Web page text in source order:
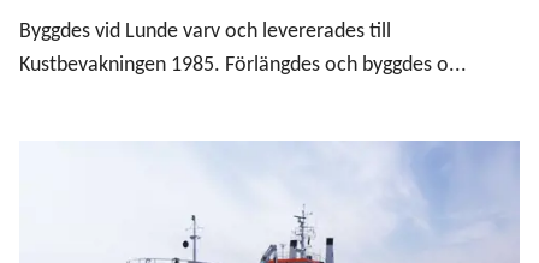
Byggdes vid Lunde varv och levererades till
Kustbevakningen 1985. Förlängdes och byggdes o...